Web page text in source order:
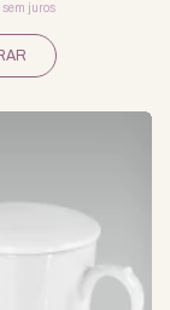
sem juros